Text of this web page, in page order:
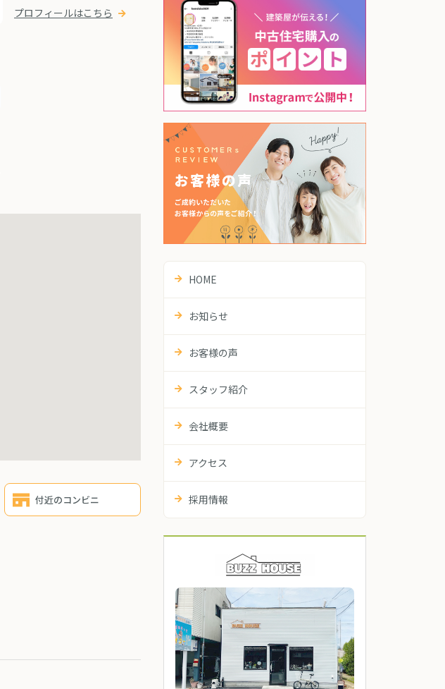
プロフィールはこちら
付近のコンビニ
HOME
お知らせ
お客様の声
スタッフ紹介
会社概要
アクセス
採用情報